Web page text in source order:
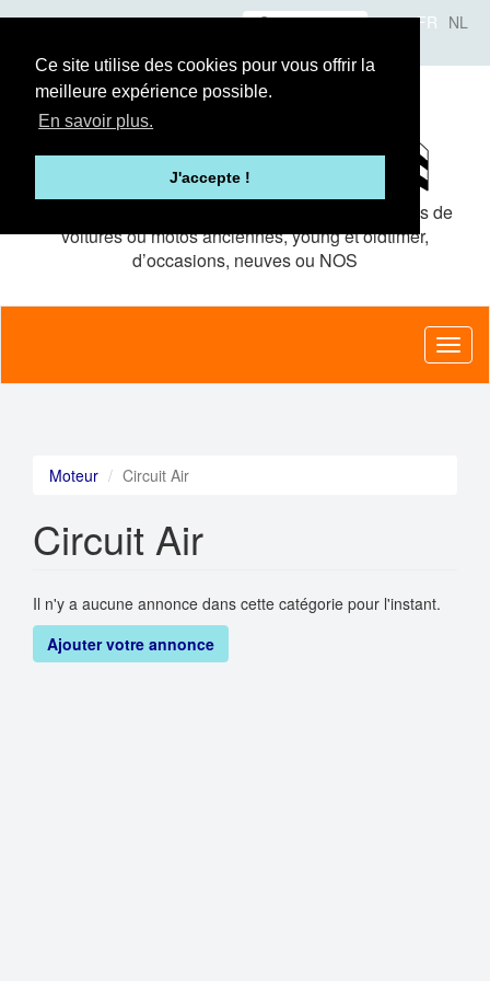
Ce site utilise des cookies pour vous offrir la
meilleure expérience possible.
En savoir plus.
J'accepte !
contenu
principal
FR NL
Se connecter
pour pièces de
voitures ou motos anciennes, young et oldtimer,
d’occasions, neuves ou NOS
Moteur Circuit Air
Circuit Air
Il n'y a aucune annonce dans cette catégorie pour l'instant.
Ajouter votre annonce